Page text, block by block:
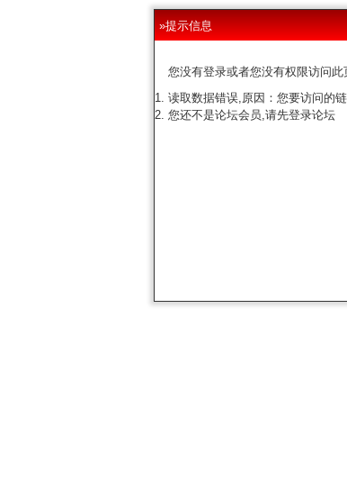
»提示信息
您没有登录或者您没有权限访问
读取数据错误,原因：您要访问的
您还不是论坛会员,请先登录论坛